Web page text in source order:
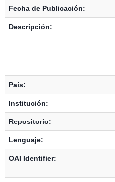
Fecha de Publicación:
Descripción:
País:
Institución:
Repositorio:
Lenguaje:
OAI Identifier: